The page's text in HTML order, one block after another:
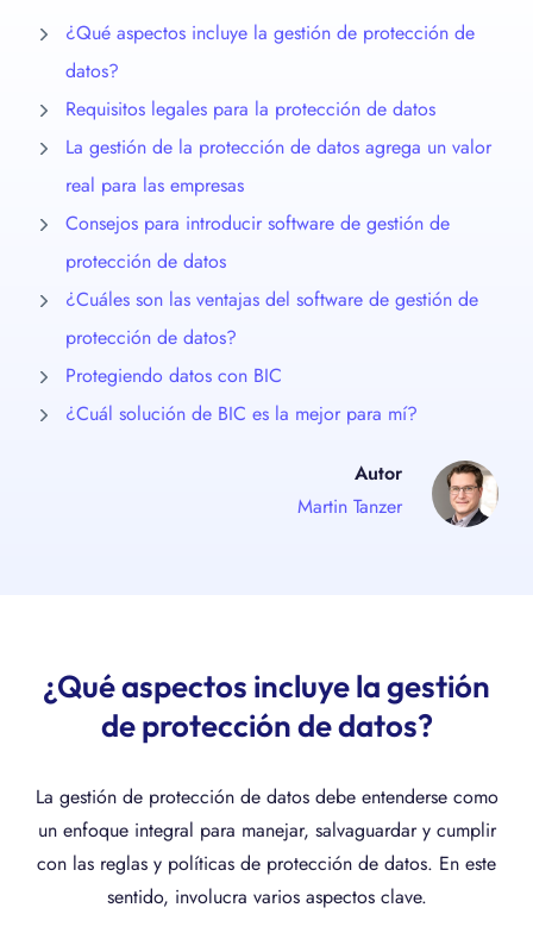
¿Qué aspectos incluye la gestión de protección de
datos?
Requisitos legales para la protección de datos
La gestión de la protección de datos agrega un valor
real para las empresas
Consejos para introducir software de gestión de
protección de datos
¿Cuáles son las ventajas del software de gestión de
protección de datos?
Protegiendo datos con BIC
¿Cuál solución de BIC es la mejor para mí?
Autor
Martin Tanzer
¿Qué aspectos incluye la gestión
de protección de datos?
La gestión de protección de datos debe entenderse como
un enfoque integral para manejar, salvaguardar y cumplir
con las reglas y políticas de protección de datos. En este
sentido, involucra varios aspectos clave.